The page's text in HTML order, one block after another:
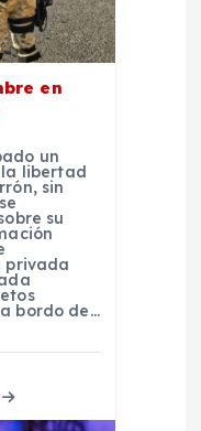
en
un
libertad
sin
su
privada
bordo de…